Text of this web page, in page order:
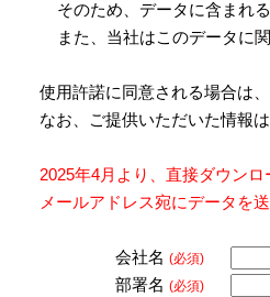
そのため、データに含まれる
また、当社はこのデータに関
使用許諾に同意される場合は
なお、ご提供いただいた情報
2025年4月より、直接ダウン
メールアドレス宛にデータを
会社名 (必須)
部署名 (必須)